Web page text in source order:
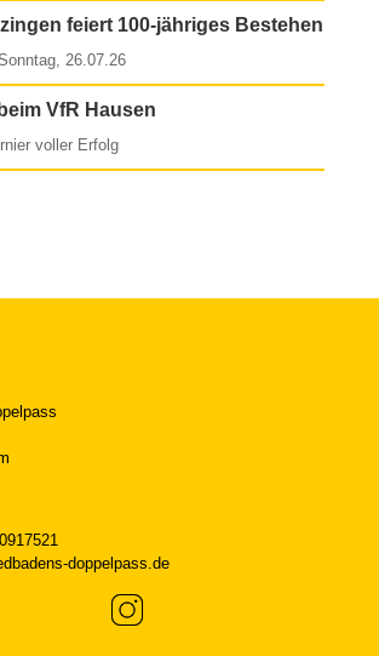
feiert 100-jähriges Bestehen
26.07.26
VfR Hausen
voller Erfolg
doppelpass.de